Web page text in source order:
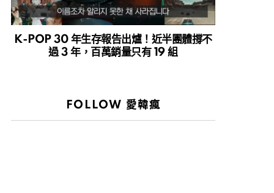
K-POP 30 年生存報告出爐！近半團體撐不
過 3 年，百萬銷量只有 19 組
FOLLOW 愛韓瘋